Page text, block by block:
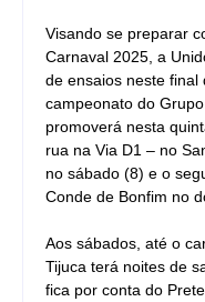
Visando se preparar
Carnaval 2025, a
de ensaios neste
campeonato do
promoverá nesta
rua na Via D1 – no
no sábado (8) e o
Conde de Bonfim no
Aos sábados, até o
Tijuca terá noites de
fica por conta do